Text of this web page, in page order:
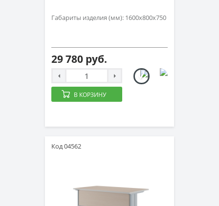
Габариты изделия (мм): 1600х800х750
29 780 руб.
В КОРЗИНУ
Код 04562